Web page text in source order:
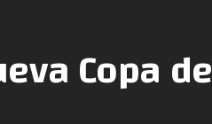
Copa